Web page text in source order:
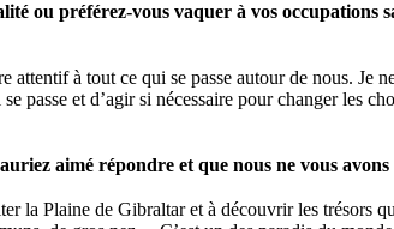
ou préférez-vous vaquer à vos
attentif à tout ce qui se passe autour de nous.
passe et d’agir si nécessaire pour changer les
aimé répondre et que nous ne vous
la Plaine de Gibraltar et à découvrir les trésors